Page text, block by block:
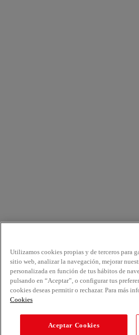
Utilizamos cookies propias y de terceros para
sitio web, analizar la navegación, mejorar
personalizada en función de tus hábitos de
pulsando en “Aceptar”, o configurar tus
cookies deseas permitir o rechazar. Para más
Cookies
Aceptar Cookies